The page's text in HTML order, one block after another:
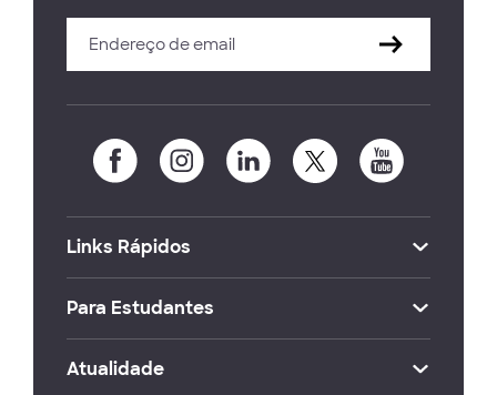
Links Rápidos
Para Estudantes
Atualidade